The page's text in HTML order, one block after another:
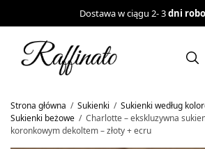
Dostawa w ciągu 2- 3dni
Strona główna / Sukienki / Sukienki według
Sukienki beżowe / Charlotte – ekskluzywna
koronkowym dekoltem – złoty + ecru